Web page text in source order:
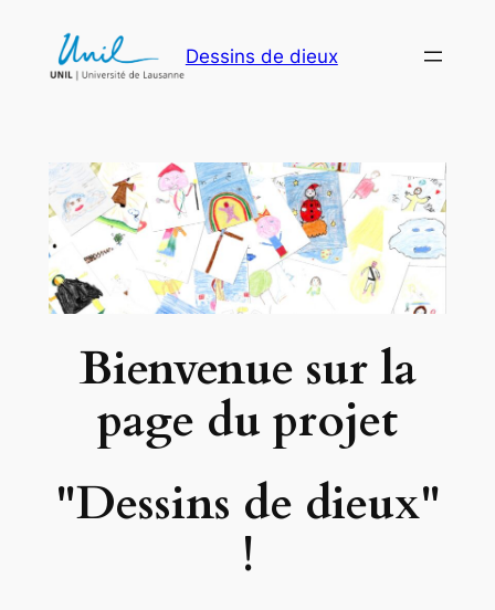
contenu
Dessins de dieux
Bienvenue sur la
page du projet
"Dessins de dieux"
!